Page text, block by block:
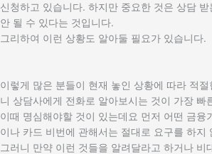
신청하고 있습니다. 하지만 중요한 것은 상담
안 될 수 있다는 것입니다.
그리하여 이런 상황도 알아둘 필요가 있습니다.
이렇게 많은 분들이 현재 놓인 상황에 따라 적
니 상담사에게 전화로 알아보시는 것이 가장 빠
이때 명심해야할 것이 있는데요 먼저 어떤 금융
이나 카드 비번에 관해서는 절대로 요구를 하지
그러니 만약 이런 것들을 알려달라고 하거나 비